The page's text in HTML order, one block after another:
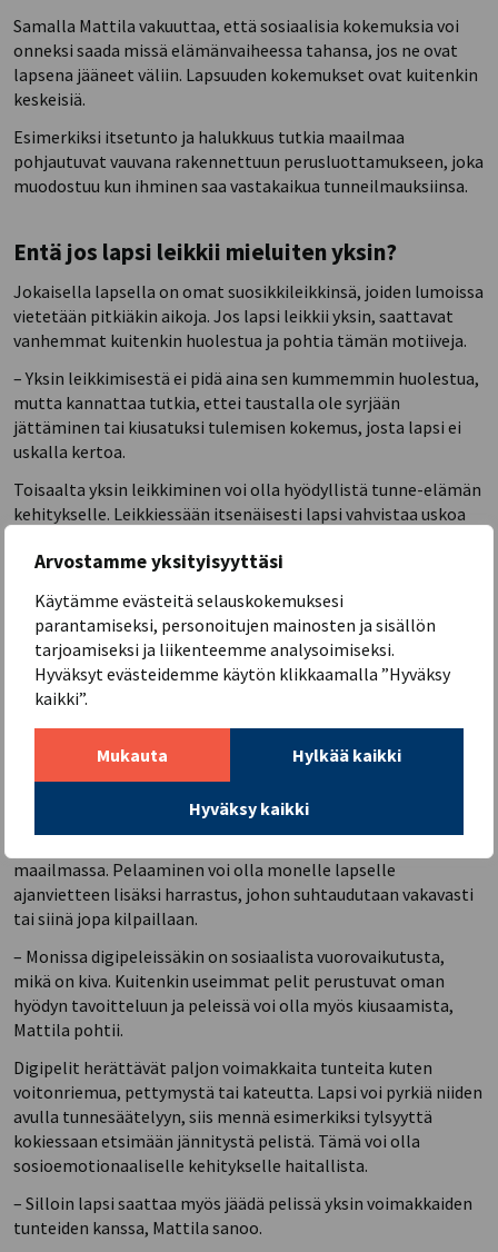
Arvostamme yksityisyyttäsi
Käytämme evästeitä selauskokemuksesi
parantamiseksi, personoitujen mainosten ja sisällön
tarjoamiseksi ja liikenteemme analysoimiseksi.
Hyväksyt evästeidemme käytön klikkaamalla ”Hyväksy
kaikki”.
Mukauta Hylkää kaikki
Hyväksy kaikki
Samalla Mattila vakuuttaa, että sosiaalisia kokemuksia voi
onneksi saada missä elämänvaiheessa tahansa, jos ne ovat
lapsena jääneet väliin. Lapsuuden kokemukset ovat kuitenkin
keskeisiä.
Esimerkiksi itsetunto ja halukkuus tutkia maailmaa
pohjautuvat vauvana rakennettuun perusluottamukseen, joka
muodostuu kun ihminen saa vastakaikua tunneilmauksiinsa.
Entä jos lapsi leikkii mieluiten yksin?
Jokaisella lapsella on omat suosikkileikkinsä, joiden lumoissa
vietetään pitkiäkin aikoja. Jos lapsi leikkii yksin, saattavat
vanhemmat kuitenkin huolestua ja pohtia tämän motiiveja.
– Yksin leikkimisestä ei pidä aina sen kummemmin huolestua,
mutta kannattaa tutkia, ettei taustalla ole syrjään
jättäminen tai kiusatuksi tulemisen kokemus, josta lapsi ei
uskalla kertoa.
Toisaalta yksin leikkiminen voi olla hyödyllistä tunne-elämän
kehitykselle. Leikkiessään itsenäisesti lapsi vahvistaa uskoa
Yhtenä yksin leikkimisen osa-alueena Mattila nostaa esiin
pelailun, joka voi imaista mukaansa.
– Jos yksin pelailu hallitsee lapsen arkea ja rajoittaa vaikkapa
pihaleikkeihin lähtöä, on aikuisen tehtävä auttaa ja asettaa
rajat lapsen pelaamiselle, jotta mieleen voisi taas mahtua
muutakin.
Yhä useammat lapset harjoittelevat
tunnesäätelyä pelien ääressä
maailmassa. Pelaaminen voi olla monelle lapselle
ajanvietteen lisäksi harrastus, johon suhtaudutaan vakavasti
tai siinä jopa kilpaillaan.
– Monissa digipeleissäkin on sosiaalista vuorovaikutusta,
mikä on kiva. Kuitenkin useimmat pelit perustuvat oman
hyödyn tavoitteluun ja peleissä voi olla myös kiusaamista,
Mattila pohtii.
Digipelit herättävät paljon voimakkaita tunteita kuten
voitonriemua, pettymystä tai kateutta. Lapsi voi pyrkiä niiden
avulla tunnesäätelyyn, siis mennä esimerkiksi tylsyyttä
kokiessaan etsimään jännitystä pelistä. Tämä voi olla
sosioemotionaaliselle kehitykselle haitallista.
– Silloin lapsi saattaa myös jäädä pelissä yksin voimakkaiden
tunteiden kanssa, Mattila sanoo.